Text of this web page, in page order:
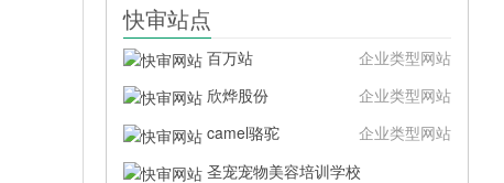
快审站点
百万站
企业类型网站
欣烨股份
企业类型网站
camel骆驼
企业类型网站
圣宠宠物美容培训学校